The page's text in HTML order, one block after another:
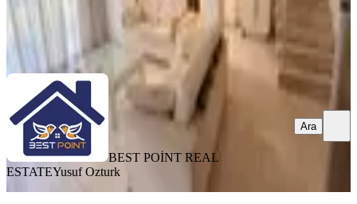
BEST POİNT REAL ESTATE Yusuf Ozturk
BEST POİNT REAL
ESTATEYusuf Ozturk
Ara